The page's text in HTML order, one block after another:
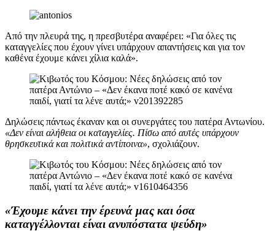
Από την πλευρά της, η πρεσβυτέρα αναφέρει: «Για όλες τις
καταγγελίες που έχουν γίνει υπάρχουν απαντήσεις και για τον
καθένα έχουμε κάνει χίλια καλά».
Δηλώσεις πάντως έκαναν και οι συνεργάτες του πατέρα Αντωνίου.
«Δεν είναι αλήθεια οι καταγγελίες. Πίσω από αυτές υπάρχουν
θρησκευτικά και πολιτικά αντίποινα», σχολιάζουν.
«Έχουμε κάνει την έρευνά μας και όσα
καταγγέλλονται είναι ανυπόστατα ψεύδη»